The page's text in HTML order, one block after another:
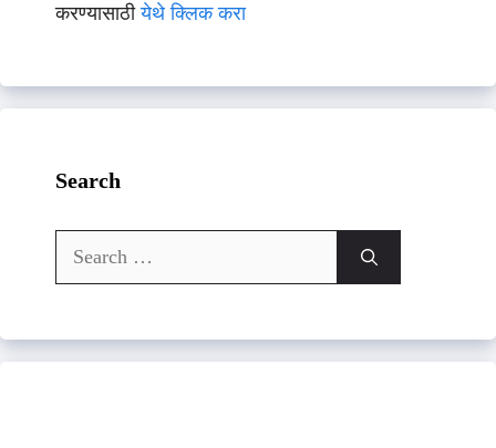
करण्यासाठीयेथे क्लिक करा
Search
Search
for: